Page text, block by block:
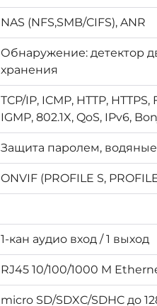
NAS (NFS,SMB/CIFS), ANR
Обнаружение: детектор
хранения
TCP/IP, ICMP, HTTP,
IGMP, 802.1X, QoS, IPv6,
Защита паролем,
ONVIF (PROFILE S,
1-кан аудио вход / 1 выход
RJ45 10/100/1000 M
micro SD/SDXC/SDHC до